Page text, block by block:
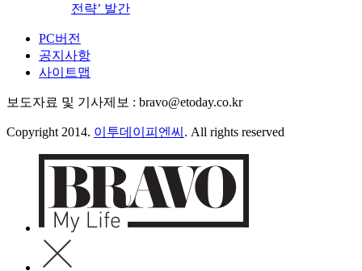
전략’ 발간
PC버전
공지사항
사이트맵
보도자료 및 기사제보 : bravo@etoday.co.kr
Copyright 2014. 이투데이피엔씨 . All rights reserved